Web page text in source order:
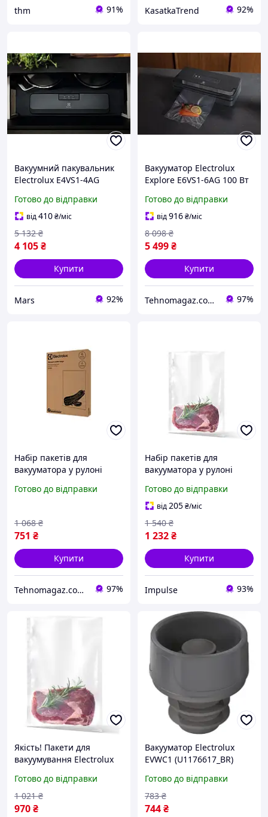
thm 91% KasatkaTrend 92%
Вакуумний пакувальник
Electrolux E4VS1-4AG
Готово до відправки
від410₴/міс
4 105₴
5 132 ₴
Купити
Mars 92%
Вакууматор Electrolux
Explore E6VS1-6AG 100 Вт
Готово до відправки
від916₴/міс
5 499₴
8 098 ₴
Купити
Tehnomagaz.com.ua - це передовий інтернет-магазин, спеціалізуючийся на продажу техніки 97%
Набір пакетів для
вакууматора у рулоні
Готово до відправки
751 ₴
1 068 ₴
Купити
Tehnomagaz.com.ua - це передовий інтернет-магазин, спеціалізуючийся на продажу техніки 97%
Набір пакетів для
вакууматора у рулоні
Готово до відправки
від205₴/міс
1 232₴
1 540 ₴
Купити
Impulse 93%
Якість! Пакети для
вакуумування Electrolux
Готово до відправки
970₴
1 021 ₴
Вакууматор Electrolux
EVWC1 (U1176617_BR)
Готово до відправки
744₴
783 ₴